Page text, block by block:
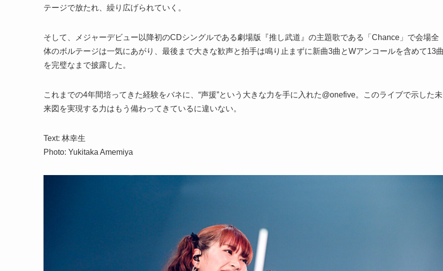
テージで放たれ、繰り広げられていく。
そして、メジャーデビュー以降初のCDシングルである劇場版『推し武道』の主題歌である「Chance」で会場全
体のボルテージは一気にあがり、最後まで大きな歓声と拍手は鳴り止まずに新曲3曲とWアンコールを含めて13
を完璧なまで披露した。
これまでの4年間培ってきた経験をバネに、“声援”という大きな力を手に入れた@onefive。このライブで示した未
来図を実現する力はもう備わってきているに違いない。
Text: 林幸生
Photo: Yukitaka Amemiya